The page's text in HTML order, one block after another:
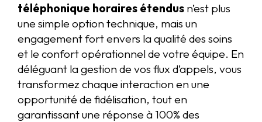
téléphonique horaires étendus n’est plus
une simple option technique, mais un
engagement fort envers la qualité des soins
et le confort opérationnel de votre équipe. En
déléguant la gestion de vos flux d’appels, vous
transformez chaque interaction en une
opportunité de fidélisation, tout en
garantissant une réponse à 100% des